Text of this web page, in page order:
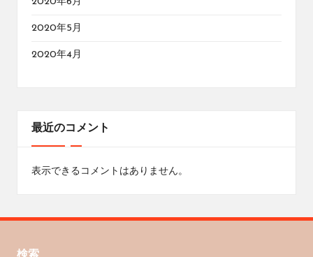
2020年5月
2020年4月
最近のコメント
表示できるコメントはありません。